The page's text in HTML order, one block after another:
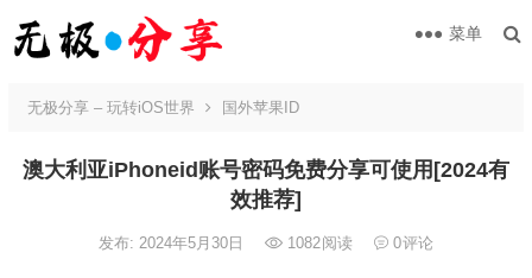
菜单
无极分享 – 玩转iOS世界 国外苹果ID
澳大利亚iPhoneid账号密码免费分享可使用[2024有
效推荐]
发布: 2024年5月30日 1082阅读 0评论